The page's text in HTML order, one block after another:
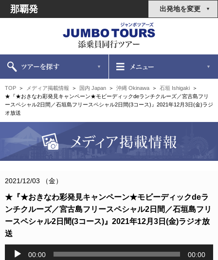
那覇発 出発地を変更
TOP メディア掲載情報 国内 Japan 沖縄 Okinawa
石垣 Ishigaki
★『★おきなわ彩発見キャンペーン★モビーディックdeランチクルーズ／宮古島フリ
ースペシャル2日間／石垣島フリースペシャル2日間(3コース)』2021年12月3日(金)ラジ
オ放送
2021/12/03 （金）
★『★おきなわ彩発見キャンペーン★モビーディックdeラ
ンチクルーズ／宮古島フリースペシャル2日間／石垣島フリ
ースペシャル2日間(3コース)』2021年12月3日(金)ラジオ放
送
00:00 00:00